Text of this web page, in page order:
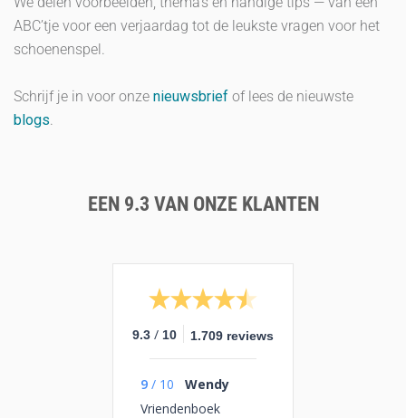
ABC’tje voor een verjaardag tot de leukste vragen voor het
schoenenspel.
Schrijf je in voor onze nieuwsbrief of lees de nieuwste
blogs.
EEN 9.3 VAN ONZE KLANTEN
9.3 / 10 1.709 reviews
9 / 10
Wendy
Vriendenboek